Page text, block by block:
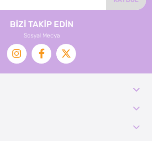
BİZİ TAKİP EDİN
Sosyal Medya